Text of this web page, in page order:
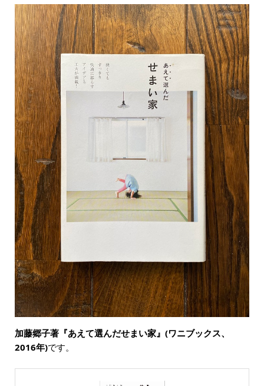
加藤郷子著『あえて選んだせまい家』(ワニブックス、
2016年)です。